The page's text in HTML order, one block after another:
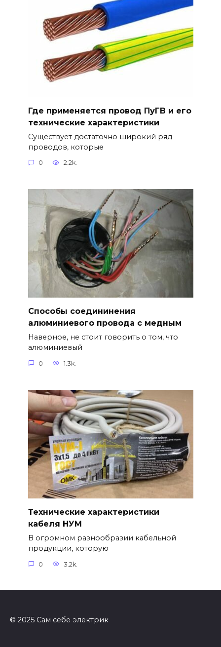
Где применяется провод ПуГВ и его
технические характеристики
Существует достаточно широкий ряд
проводов, которые
0 2.2k.
Способы соедининения
алюминиевого провода с медным
Наверное, не стоит говорить о том, что
алюминиевый
0 1.3k.
Технические характеристики
кабеля НУМ
В огромном разнообразии кабельной
продукции, которую
0 3.2k.
© 2025 Сам себе электрик